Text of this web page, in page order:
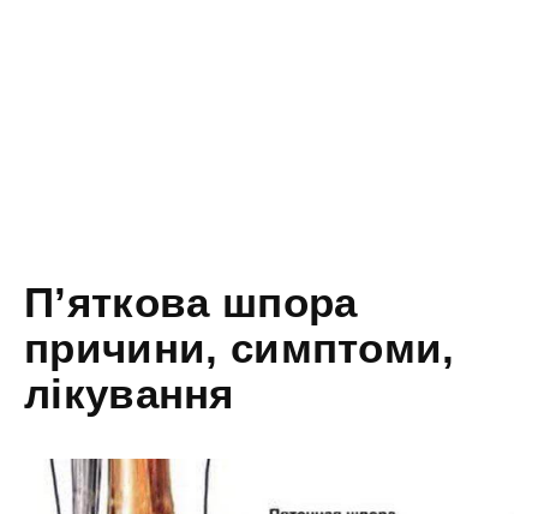
П’яткова шпора
причини, симптоми,
лікування